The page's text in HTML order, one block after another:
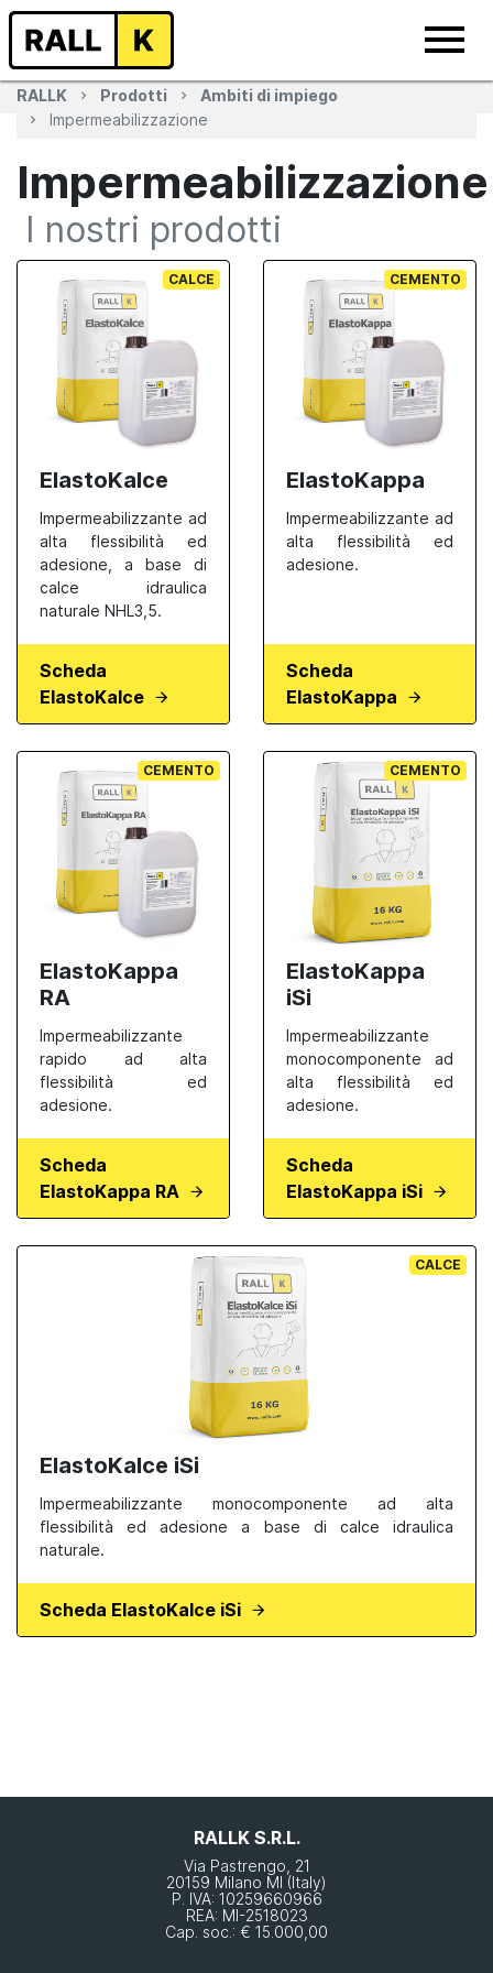
RALLK Prodotti
Ambiti di impiego
Impermeabilizzazione
Impermeabilizzazione
I nostri prodotti
CALCE
ElastoKalce
Impermeabilizzante ad
alta flessibilità ed
adesione, a base di
calce idraulica
naturale NHL3,5.
Scheda
ElastoKalce
CEMENTO
ElastoKappa
Impermeabilizzante ad
alta flessibilità ed
adesione.
Scheda
ElastoKappa
CEMENTO
ElastoKappa
RA
Impermeabilizzante
rapido ad alta
flessibilità ed
adesione.
Scheda
ElastoKappa RA
CEMENTO
ElastoKappa
iSi
Impermeabilizzante
monocomponente ad
alta flessibilità ed
adesione.
Scheda
ElastoKappa iSi
CALCE
ElastoKalce iSi
Impermeabilizzante monocomponente ad alta
flessibilità ed adesione a base di calce idraulica
naturale.
Scheda ElastoKalce iSi
RALLK S.R.L.
Via Pastrengo, 21
20159 Milano MI (Italy)
P. IVA: 10259660966
REA: MI-2518023
Cap. soc.: € 15.000,00